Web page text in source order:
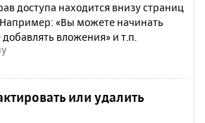
доступа находится внизу страниц
«Вы можете начинать
вложения» и т.п.
или удалить